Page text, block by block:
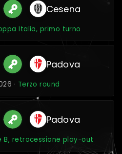
Cesena
Italia, primo turno
Padova
· Terzo round
Padova
B, retrocessione play-out